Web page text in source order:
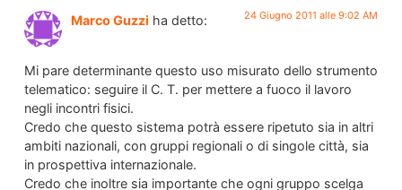
Marco Guzzi ha detto: 24 Giugno 2011 alle 9:02 AM
Mi pare determinante questo uso misurato dello strumento
telematico: seguire il C. T. per mettere a fuoco il lavoro
negli incontri fisici.
Credo che questo sistema potrà essere ripetuto sia in altri
ambiti nazionali, con gruppi regionali o di singole città, sia
in prospettiva internazionale.
Credo che inoltre sia importante che ogni gruppo scelga